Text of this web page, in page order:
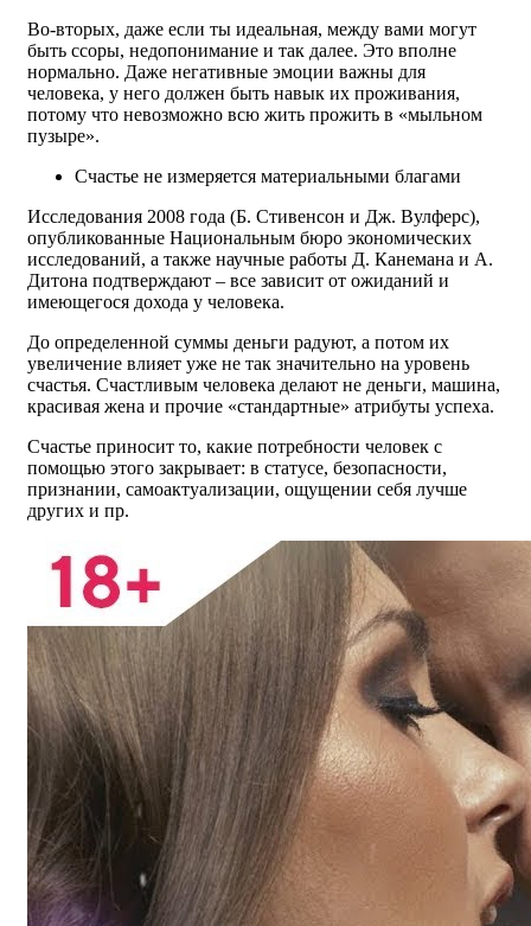
Во-вторых, даже если ты идеальная, между вами могут
быть ссоры, недопонимание и так далее. Это вполне
нормально. Даже негативные эмоции важны для
человека, у него должен быть навык их проживания,
потому что невозможно всю жить прожить в «мыльном
пузыре».
Счастье не измеряется материальными благами
Исследования 2008 года (Б. Стивенсон и Дж. Вулферс),
опубликованные Национальным бюро экономических
исследований, а также научные работы Д. Канемана и А.
Дитона подтверждают – все зависит от ожиданий и
имеющегося дохода у человека.
До определенной суммы деньги радуют, а потом их
увеличение влияет уже не так значительно на уровень
счастья. Счастливым человека делают не деньги, машина,
красивая жена и прочие «стандартные» атрибуты успеха.
Счастье приносит то, какие потребности человек с
помощью этого закрывает: в статусе, безопасности,
признании, самоактуализации, ощущении себя лучше
других и пр.